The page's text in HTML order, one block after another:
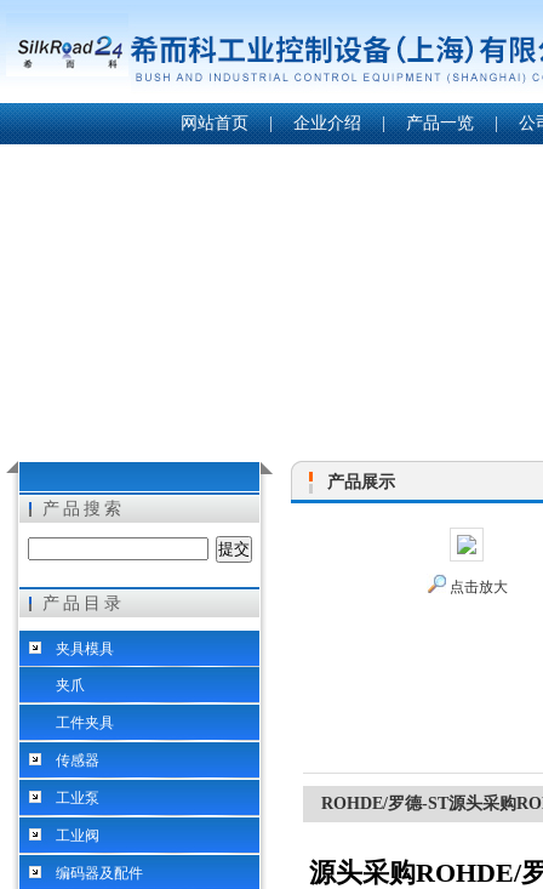
希而科工业控制设备（上海）有限公司
网站首页 | 企业介绍 | 产品一览 | 公
产品搜索
产品目录
夹具模具
夹爪
工件夹具
传感器
工业泵
工业阀
编码器及配件
产品展示
点击放大
ROHDE/罗德-ST源头采购
源头采购ROHDE/